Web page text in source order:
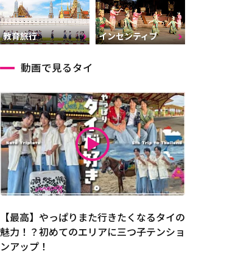
教育旅行 インセンティブ
動画で見るタイ
【最高】やっぱりまた行きたくなるタイの
魅力！？初めてのエリアに三つ子テンショ
ンアップ！